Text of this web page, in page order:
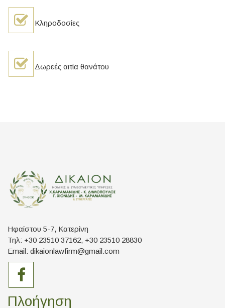
Κληροδοσίες
Δωρεές αιτία θανάτου
Ηφαίστου 5-7, Κατερίνη
Τηλ: +30 23510 37162, +30 23510 28830
Email: dikaionlawfirm@gmail.com
Πλοήγηση